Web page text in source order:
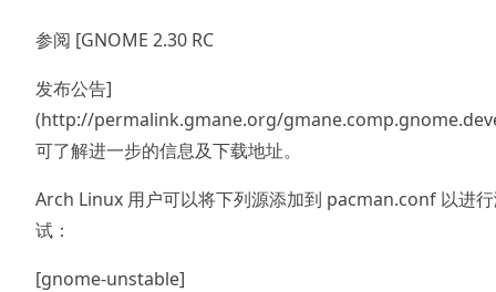
参阅 [GNOME 2.30 RC
发布公告]
(http://permalink.gmane.org/
可了解进一步的信息及下载地址。
Arch Linux 用户可以将下列源添加到 pacman.conf 以进
试：
[gnome-unstable]